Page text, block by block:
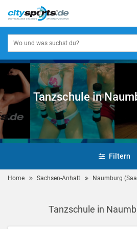
Tanzschule in
Filtern
Home Sachsen-Anhalt Naumburg
Tanzschule in